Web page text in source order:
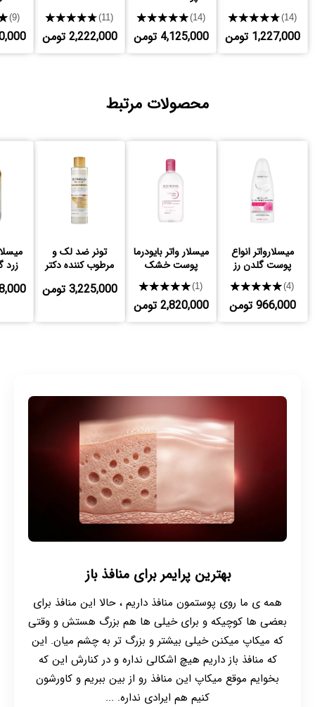
★★★★★(14)
1,227,000 تومن
★★★★★(14)
4,125,000 تومن
★★★★★(11)
2,222,000 تومن
(9)
محصولات مرتبط
میسلارواتر انواع
پوست گلدن رز
★★★★★(4)
966,000 تومن
میسلار واتر بایودرما
پوست خشک
★★★★★(1)
2,820,000 تومن
تونر ضد لک و
مرطوب کننده دکتر
3,225,000 تومن
زرد
بهترین پرایمر برای منافذ باز
همه ی ما روی پوستمون منافذ داریم ، حالا این منافذ برای
بعضی ها کوچیکه و برای خیلی ها هم بزرگ هستش و وقتی
که میکاپ میکنن خیلی بیشتر و بزرگ تر به چشم میان. این
که منافذ باز داریم هیچ اشکالی نداره و در کنارش این که
بخوایم موقع میکاپ این منافذ رو از بین ببریم و کاورشون
کنیم هم ایرادی نداره. ...